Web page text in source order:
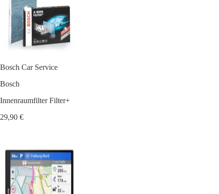
Bosch Car Service
Bosch
Innenraumfilter Filter+
29,90 €